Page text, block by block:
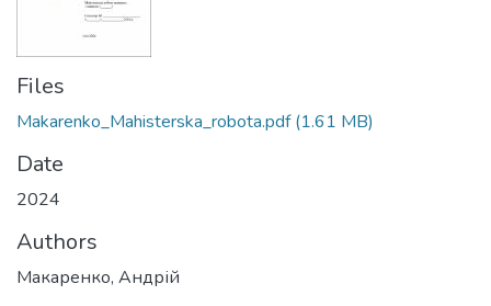
Files
Makarenko_Mahisterska_robota.pdf(1.61 MB)
Date
2024
Authors
Макаренко, Андрій